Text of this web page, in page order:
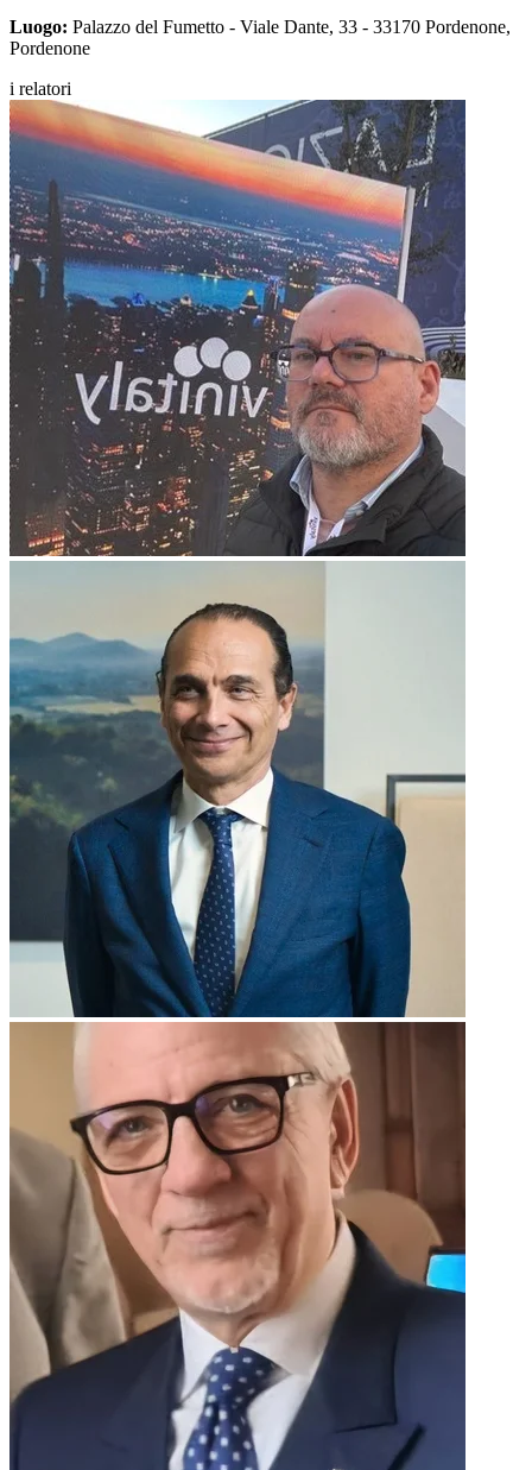
Luogo: Palazzo del Fumetto - Viale Dante, 33 - 33170 Pordenone,
Pordenone
i relatori